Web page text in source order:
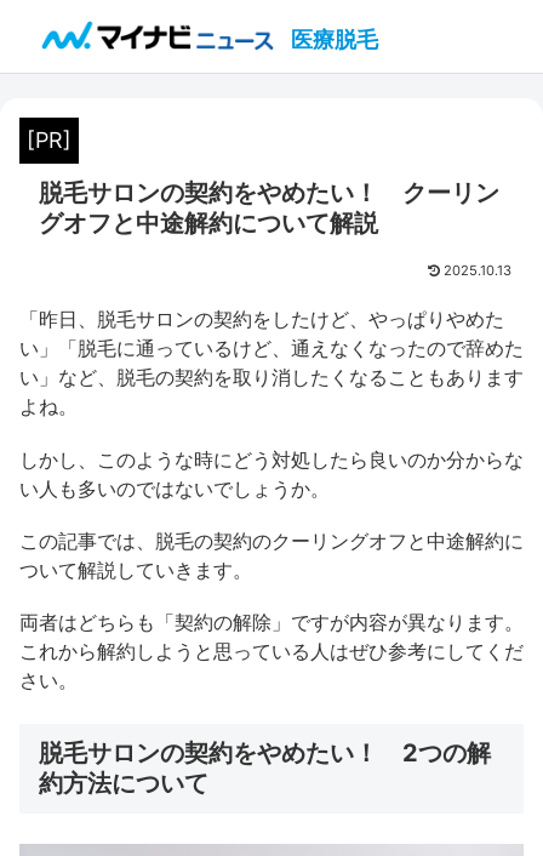
医療脱毛
[PR]
脱毛サロンの契約をやめたい！ クーリン
グオフと中途解約について解説
2025.10.13
「昨日、脱毛サロンの契約をしたけど、やっぱりやめた
い」「脱毛に通っているけど、通えなくなったので辞めた
い」など、脱毛の契約を取り消したくなることもあります
よね。
しかし、このような時にどう対処したら良いのか分からな
い人も多いのではないでしょうか。
この記事では、脱毛の契約のクーリングオフと中途解約に
ついて解説していきます。
両者はどちらも「契約の解除」ですが内容が異なります。
これから解約しようと思っている人はぜひ参考にしてくだ
さい。
脱毛サロンの契約をやめたい！ 2つの解
約方法について